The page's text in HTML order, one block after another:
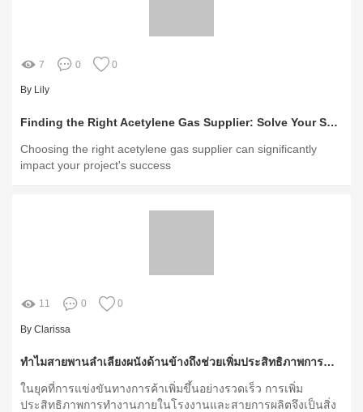
7 0 0
By Lily
Finding the Right Acetylene Gas Supplier: Solve Your Supply Chain Headaches Today!
Choosing the right acetylene gas supplier can significantly
impact your project's success
11 0 0
By Clarissa
ทำไมสายพานลำเลียงผนังด้านข้างถึงช่วยเพิ่มประสิทธิภาพการทำงาน?
ในยุคที่การแข่งขันทางการค้าเพิ่มขึ้นอย่างรวดเร็ว การเพิ่ม
ประสิทธิภาพการทำงานภายในโรงงานและสายการผลิตจึงเป็นสิ่ง